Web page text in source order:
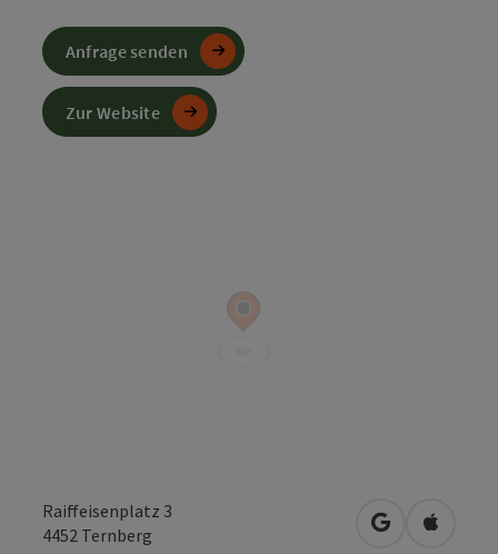
Raiffeisenplatz 3
4452 Ternberg in Google
in
Anfrage senden
Zur Website